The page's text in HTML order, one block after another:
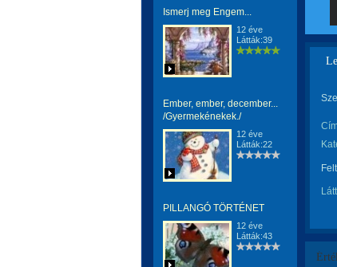
Ismerj meg Engem...
12 éve
Látták:39
Ember, ember, december...
/Gyermekénekek./
12 éve
Látták:22
PILLANGÓ TÖRTÉNET
12 éve
Látták:43